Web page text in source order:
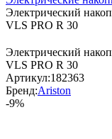
Электрический
VLS PRO R 30
Электрический
VLS PRO R 30
Артикул:182363
Бренд:Ariston
-9%